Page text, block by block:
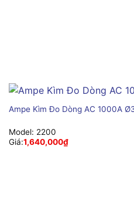
Ampe Kìm Đo Dòng AC 1000A
Model: 2200
Giá:1,640,000₫